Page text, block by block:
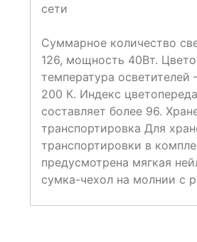
сети
Суммарное количество
126, мощность 40Вт.
температура
200 К. Индекс
составляет более 96.
транспортировка Для
транспортировки в
предусмотрена мягкая
сумка-чехол на молнии с